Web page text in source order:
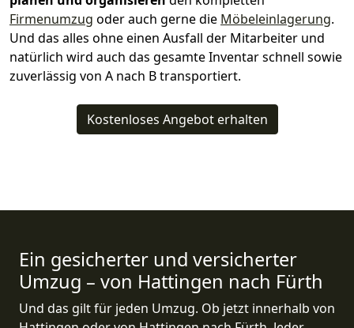
Firmenumzug oder auch gerne die Möbeleinlagerung.
Und das alles ohne einen Ausfall der Mitarbeiter und
natürlich wird auch das gesamte Inventar schnell sowie
zuverlässig von A nach B transportiert.
Kostenloses Angebot erhalten
Ein gesicherter und versicherter
Umzug – von Hattingen nach Fürth
Und das gilt für jeden Umzug. Ob jetzt innerhalb von